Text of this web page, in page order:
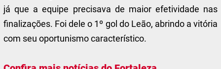
já que a equipe precisava de maior efetividade nas
finalizações. Foi dele o 1º gol do Leão, abrindo a vitória
com seu oportunismo característico.